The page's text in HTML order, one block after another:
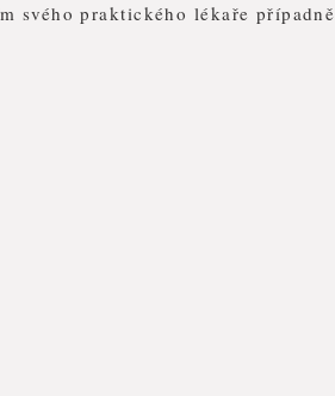
svého praktického lékaře případně